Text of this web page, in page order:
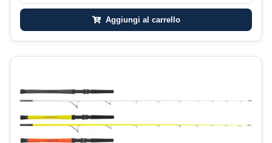
Aggiungi al carrello